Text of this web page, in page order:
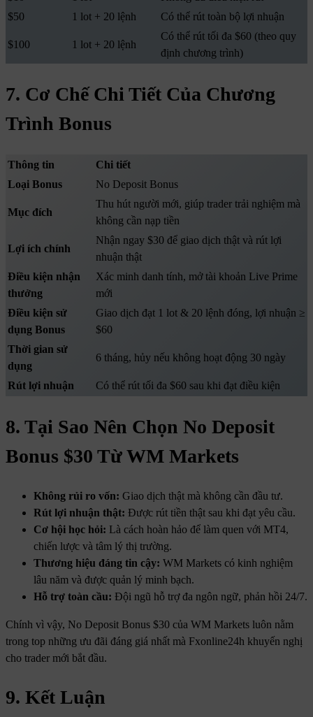
$50
1 lot + 20 lệnh Có thể rút toàn bộ lợi nhuận
$100 1 lot + 20 lệnh
Có thể rút tối đa $60 (theo quy
định chương trình)
7. Cơ Chế Chi Tiết Của Chương
Trình Bonus
Thông tin
Chi tiết
Loại Bonus
No Deposit Bonus
Mục đích
Thu hút người mới, giúp trader trải nghiệm mà
không cần nạp tiền
Lợi ích chính
Nhận ngay $30 để giao dịch thật và rút lợi
nhuận thật
Điều kiện nhận
thưởng
Xác minh danh tính, mở tài khoản Live Prime
mới
Điều kiện sử
dụng Bonus
Giao dịch đạt 1 lot & 20 lệnh đóng, lợi nhuận ≥
$60
Thời gian sử
dụng
6 tháng, hủy nếu không hoạt động 30 ngày
Rút lợi nhuận Có thể rút tối đa $60 sau khi đạt điều kiện
8. Tại Sao Nên Chọn No Deposit
Bonus $30 Từ WM Markets
Không rủi ro vốn: Giao dịch thật mà không cần đầu tư.
Rút lợi nhuận thật: Được rút tiền thật sau khi đạt yêu cầu.
Cơ hội học hỏi: Là cách hoàn hảo để làm quen với MT4,
chiến lược và tâm lý thị trường.
Thương hiệu đáng tin cậy: WM Markets có kinh nghiệm
lâu năm và được quản lý minh bạch.
Hỗ trợ toàn cầu: Đội ngũ hỗ trợ đa ngôn ngữ, phản hồi 24/7.
Chính vì vậy, No Deposit Bonus $30 của WM Markets luôn nằm
trong top những ưu đãi đáng giá nhất mà Fxonline24h khuyến nghị
cho trader mới bắt đầu.
9. Kết Luận